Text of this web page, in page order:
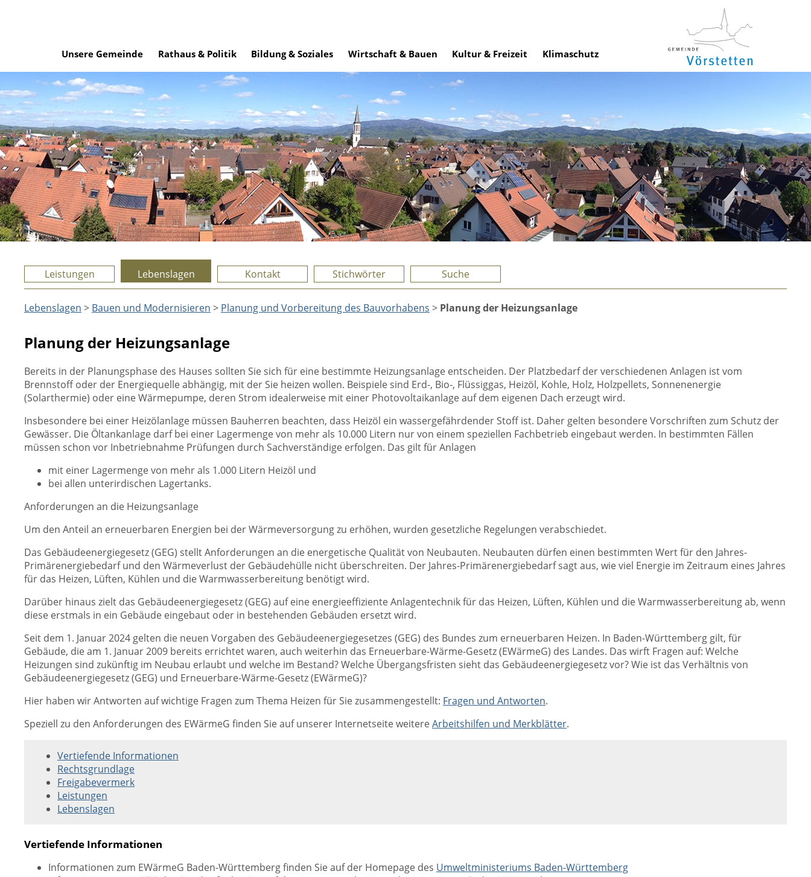
Unsere Gemeinde Rathaus & Politik Bildung & Soziales Wirtschaft & Bauen Kultur & Freizeit Klimaschutz
Leistungen Lebenslagen Kontakt Stichwörter Suche
Lebenslagen > Bauen und Modernisieren > Planung und Vorbereitung des Bauvorhabens > Planung der Heizungsanlage
Planung der Heizungsanlage
Bereits in der Planungsphase des Hauses sollten Sie sich für eine bestimmte Heizungsanlage entscheiden. Der Platzbedarf der verschiedenen Anlagen ist vom
Brennstoff oder der Energiequelle abhängig, mit der Sie heizen wollen. Beispiele sind Erd-, Bio-, Flüssiggas, Heizöl, Kohle, Holz, Holzpellets, Sonnenenergie
(Solarthermie) oder eine Wärmepumpe, deren Strom idealerweise mit einer Photovoltaikanlage auf dem eigenen Dach erzeugt wird.
Insbesondere bei einer Heizölanlage müssen Bauherren beachten, dass Heizöl ein wassergefährdender Stoff ist. Daher gelten besondere Vorschriften zum Schutz der
Gewässer. Die Öltankanlage darf bei einer Lagermenge von mehr als 10.000 Litern nur von einem speziellen Fachbetrieb eingebaut werden. In bestimmten Fällen
müssen schon vor Inbetriebnahme Prüfungen durch Sachverständige erfolgen. Das gilt für Anlagen
mit einer Lagermenge von mehr als 1.000 Litern Heizöl und
bei allen unterirdischen Lagertanks.
Anforderungen an die Heizungsanlage
Um den Anteil an erneuerbaren Energien bei der Wärmeversorgung zu erhöhen, wurden gesetzliche Regelungen verabschiedet.
Das Gebäudeenergiegesetz (GEG) stellt Anforderungen an die energetische Qualität von Neubauten. Neubauten dürfen einen bestimmten Wert für den Jahres-
Primärenergiebedarf und den Wärmeverlust der Gebäudehülle nicht überschreiten. Der Jahres-Primärenergiebedarf sagt aus, wie viel Energie im Zeitraum eines Jahres
für das Heizen, Lüften, Kühlen und die Warmwasserbereitung benötigt wird.
Darüber hinaus zielt das Gebäudeenergiegesetz (GEG) auf eine energieeffiziente Anlagentechnik für das Heizen, Lüften, Kühlen und die Warmwasserbereitung ab, wenn
diese erstmals in ein Gebäude eingebaut oder in bestehenden Gebäuden ersetzt wird.
Seit dem 1. Januar 2024 gelten die neuen Vorgaben des Gebäudeenergiegesetzes (GEG) des Bundes zum erneuerbaren Heizen. In Baden-Württemberg gilt, für
Gebäude, die am 1. Januar 2009 bereits errichtet waren, auch weiterhin das Erneuerbare-Wärme-Gesetz (EWärmeG) des Landes. Das wirft Fragen auf: Welche
Heizungen sind zukünftig im Neubau erlaubt und welche im Bestand? Welche Übergangsfristen sieht das Gebäudeenergiegesetz vor? Wie ist das Verhältnis von
Gebäudeenergiegesetz (GEG) und Erneuerbare-Wärme-Gesetz (EWärmeG)?
Hier haben wir Antworten auf wichtige Fragen zum Thema Heizen für Sie zusammengestellt: Fragen und Antworten.
Speziell zu den Anforderungen des EWärmeG finden Sie auf unserer Internetseite weitereArbeitshilfen und Merkblätter.
Vertiefende Informationen
Rechtsgrundlage
Freigabevermerk
Leistungen
Lebenslagen
Vertiefende Informationen
Informationen zum EWärmeG Baden-Württemberg finden Sie auf der Homepage des Umweltministeriums Baden-Württemberg